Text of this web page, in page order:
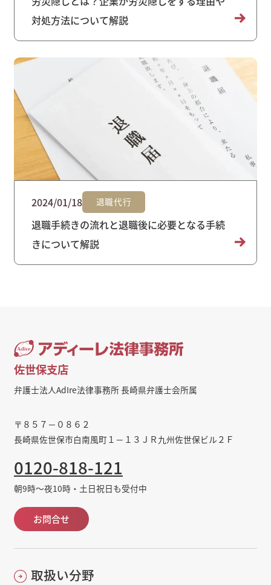
対処方法について解説
2024/01/18 退職代行
退職手続きの流れと退職後に必要となる手続
きについて解説
佐世保支店
弁護士法人AdIre法律事務所 長崎県弁護士会所属
〒８５７－０８６２
長崎県佐世保市白南風町１－１３ＪＲ九州佐世保ビル２Ｆ
0120-818-121
朝9時～夜10時・土日祝日も受付中
お問合せ
取扱い分野